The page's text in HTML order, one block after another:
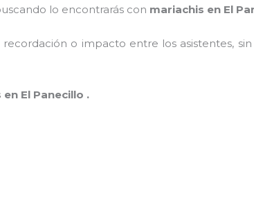
lo encontrarás con mariachis en El
o impacto entre los asistentes,
El Panecillo .